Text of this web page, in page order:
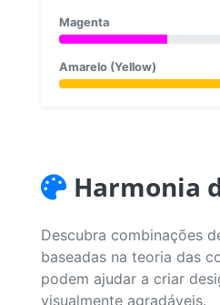
Magenta
Amarelo (Yellow)
Harmonia
Descubra combinações
baseadas na teoria das
podem ajudar a criar
visualmente agradáveis.